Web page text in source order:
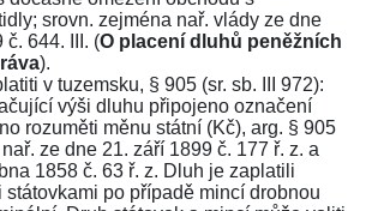
srovn. zejména nař. vlády ze dne
č. 644. III. (O placení dluhů peněžních
).
v tuzemsku, § 905 (sr. sb. III 972):
výši dluhu připojeno označení
rozuměti měnu státní (Kč), arg. § 905
ze dne 21. září 1899 č. 177 ř. z. a
1858 č. 63 ř. z. Dluh je zaplatili
po případě mincí drobnou